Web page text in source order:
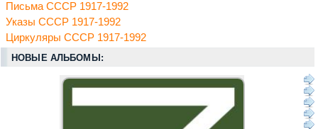
Письма СССР 1917-1992
Указы СССР 1917-1992
Циркуляры СССР 1917-1992
НОВЫЕ АЛЬБОМЫ: